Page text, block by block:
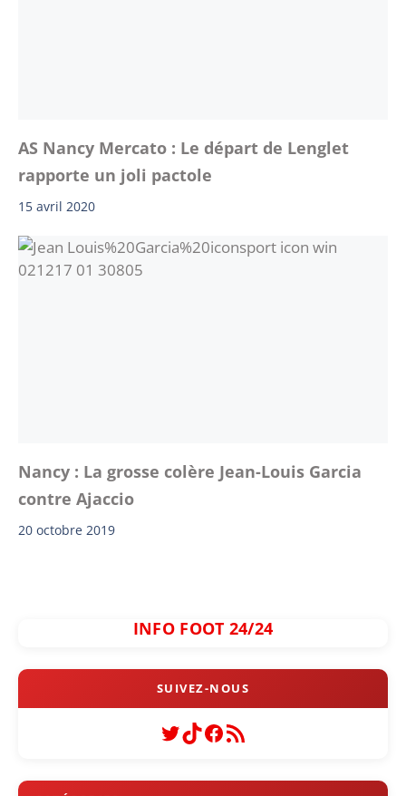
AS Nancy Mercato : Le départ de Lenglet
rapporte un joli pactole
15 avril 2020
Nancy : La grosse colère Jean-Louis Garcia
contre Ajaccio
20 octobre 2019
INFO FOOT 24/24
Twitter
TikTok
Facebook
Flux RSS